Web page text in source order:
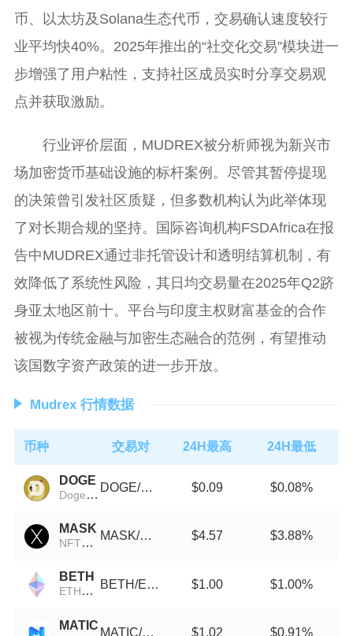
币、以太坊及Solana生态代币，交易确认速度较行
业平均快40%。2025年推出的“社交化交易”模块进一
步增强了用户粘性，支持社区成员实时分享交易观
点并获取激励。
行业评价层面，MUDREX被分析师视为新兴市
场加密货币基础设施的标杆案例。尽管其暂停提现
的决策曾引发社区质疑，但多数机构认为此举体现
了对长期合规的坚持。国际咨询机构FSDAfrica在报
告中MUDREX通过非托管设计和透明结算机制，有
效降低了系统性风险，其日均交易量在2025年Q2跻
身亚太地区前十。平台与印度主权财富基金的合作
被视为传统金融与加密生态融合的范例，有望推动
该国数字资产政策的进一步开放。
Mudrex 行情数据
币种 交易对 24H最高 24H最低
DOGE
Doge on Pulsechain
DOGE/USDT $0.09 $0.08%
MASK
NFTX Hashmasks Index
MASK/USDT $4.57 $3.88%
BETH
ETH2挖矿
BETH/ETH $1.00 $1.00%
MATIC
MATIC/USDT $1.02 $0.91%